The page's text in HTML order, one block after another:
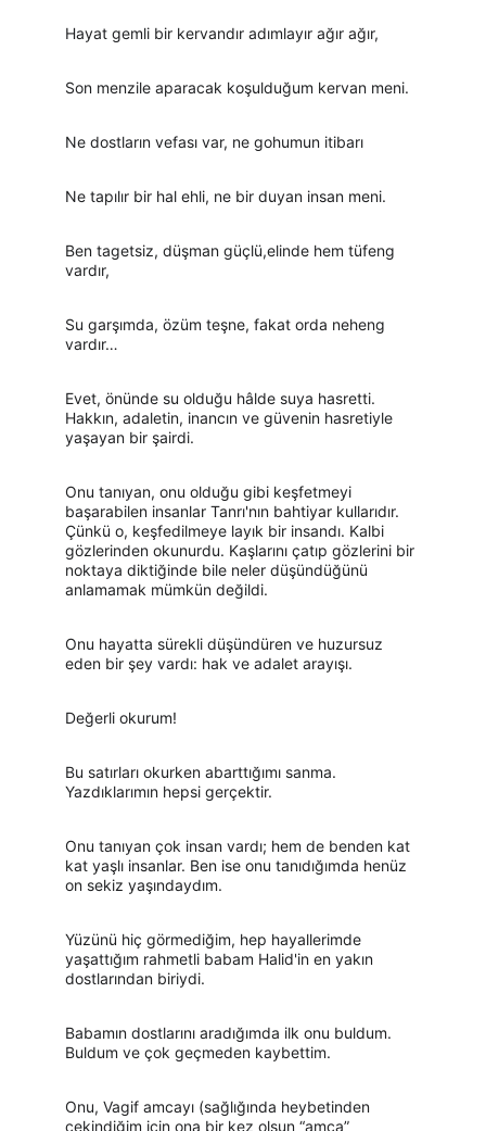
Hayat gemli bir kervandır adımlayır ağır ağır,
Son menzile aparacak koşulduğum kervan meni.
Ne dostların vefası var, ne gohumun itibarı
Ne tapılır bir hal ehli, ne bir duyan insan meni.
Ben tagetsiz, düşman güçlü,elinde hem tüfeng
vardır,
Su garşımda, özüm teşne, fakat orda neheng
vardır…
Evet, önünde su olduğu hâlde suya hasretti.
Hakkın, adaletin, inancın ve güvenin hasretiyle
yaşayan bir şairdi.
Onu tanıyan, onu olduğu gibi keşfetmeyi
başarabilen insanlar Tanrı'nın bahtiyar kullarıdır.
Çünkü o, keşfedilmeye layık bir insandı. Kalbi
gözlerinden okunurdu. Kaşlarını çatıp gözlerini bir
noktaya diktiğinde bile neler düşündüğünü
anlamamak mümkün değildi.
Onu hayatta sürekli düşündüren ve huzursuz
eden bir şey vardı: hak ve adalet arayışı.
Değerli okurum!
Bu satırları okurken abarttığımı sanma.
Yazdıklarımın hepsi gerçektir.
Onu tanıyan çok insan vardı; hem de benden kat
kat yaşlı insanlar. Ben ise onu tanıdığımda henüz
on sekiz yaşındaydım.
Yüzünü hiç görmediğim, hep hayallerimde
yaşattığım rahmetli babam Halid'in en yakın
dostlarından biriydi.
Babamın dostlarını aradığımda ilk onu buldum.
Buldum ve çok geçmeden kaybettim.
Onu, Vagif amcayı (sağlığında heybetinden
çekindiğim için ona bir kez olsun “amca”